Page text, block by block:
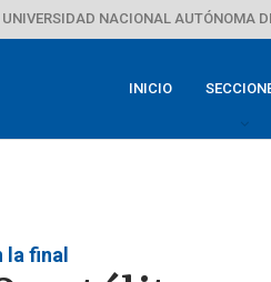
NACIONAL AUTÓNOMA
INICIO
la final